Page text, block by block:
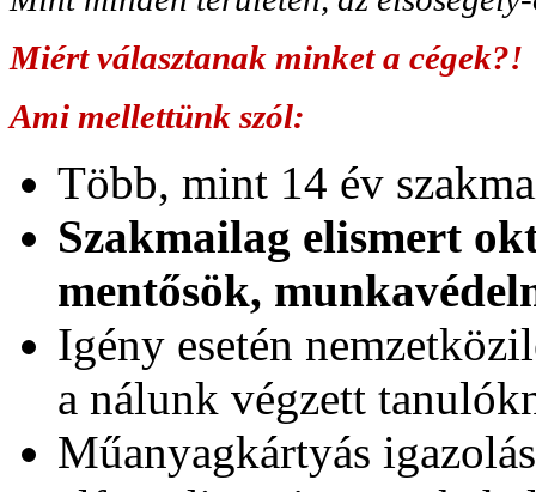
Miért választanak minket a cégek?!
Ami mellettünk szól:
Több, mint 14 év
Szakmailag elismert
mentősök,
Igény esetén
a nálunk végzett
Műanyagkártyás